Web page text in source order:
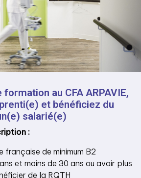
au CFA ARPAVIE,
et bénéficiez du
salarié(e)
:
française de minimum B2
et moins de 30 ans ou avoir plus
de la RQTH